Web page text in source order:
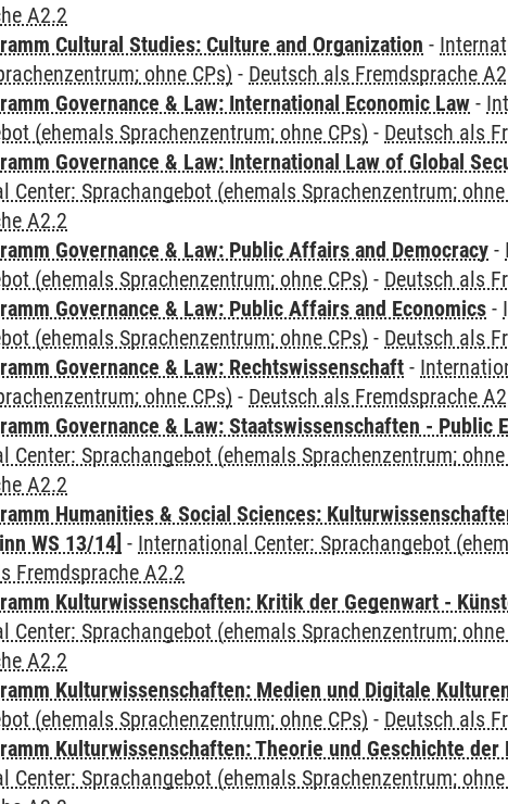
A2.2
Cultural Studies: Culture and Organization -
ohne CPs) - Deutsch als Fremdsprache
Governance & Law: International Economic Law -
(ehemals Sprachenzentrum; ohne CPs) - Deutsch als
Governance & Law: International Law of Global
Center: Sprachangebot (ehemals Sprachenzentrum; ohne
A2.2
Governance & Law: Public Affairs and Democracy -
(ehemals Sprachenzentrum; ohne CPs) - Deutsch als
Governance & Law: Public Affairs and Economics -
(ehemals Sprachenzentrum; ohne CPs) - Deutsch als
Governance & Law: Rechtswissenschaft -
ohne CPs) - Deutsch als Fremdsprache
Governance & Law: Staatswissenschaften - Public
Center: Sprachangebot (ehemals Sprachenzentrum; ohne
A2.2
Humanities & Social Sciences:
WS 13/14] - International Center: Sprachangebot
Fremdsprache A2.2
Kulturwissenschaften: Kritik der Gegenwart -
Center: Sprachangebot (ehemals Sprachenzentrum; ohne
A2.2
Kulturwissenschaften: Medien und Digitale
(ehemals Sprachenzentrum; ohne CPs) - Deutsch als
Kulturwissenschaften: Theorie und Geschichte der
Center: Sprachangebot (ehemals Sprachenzentrum; ohne